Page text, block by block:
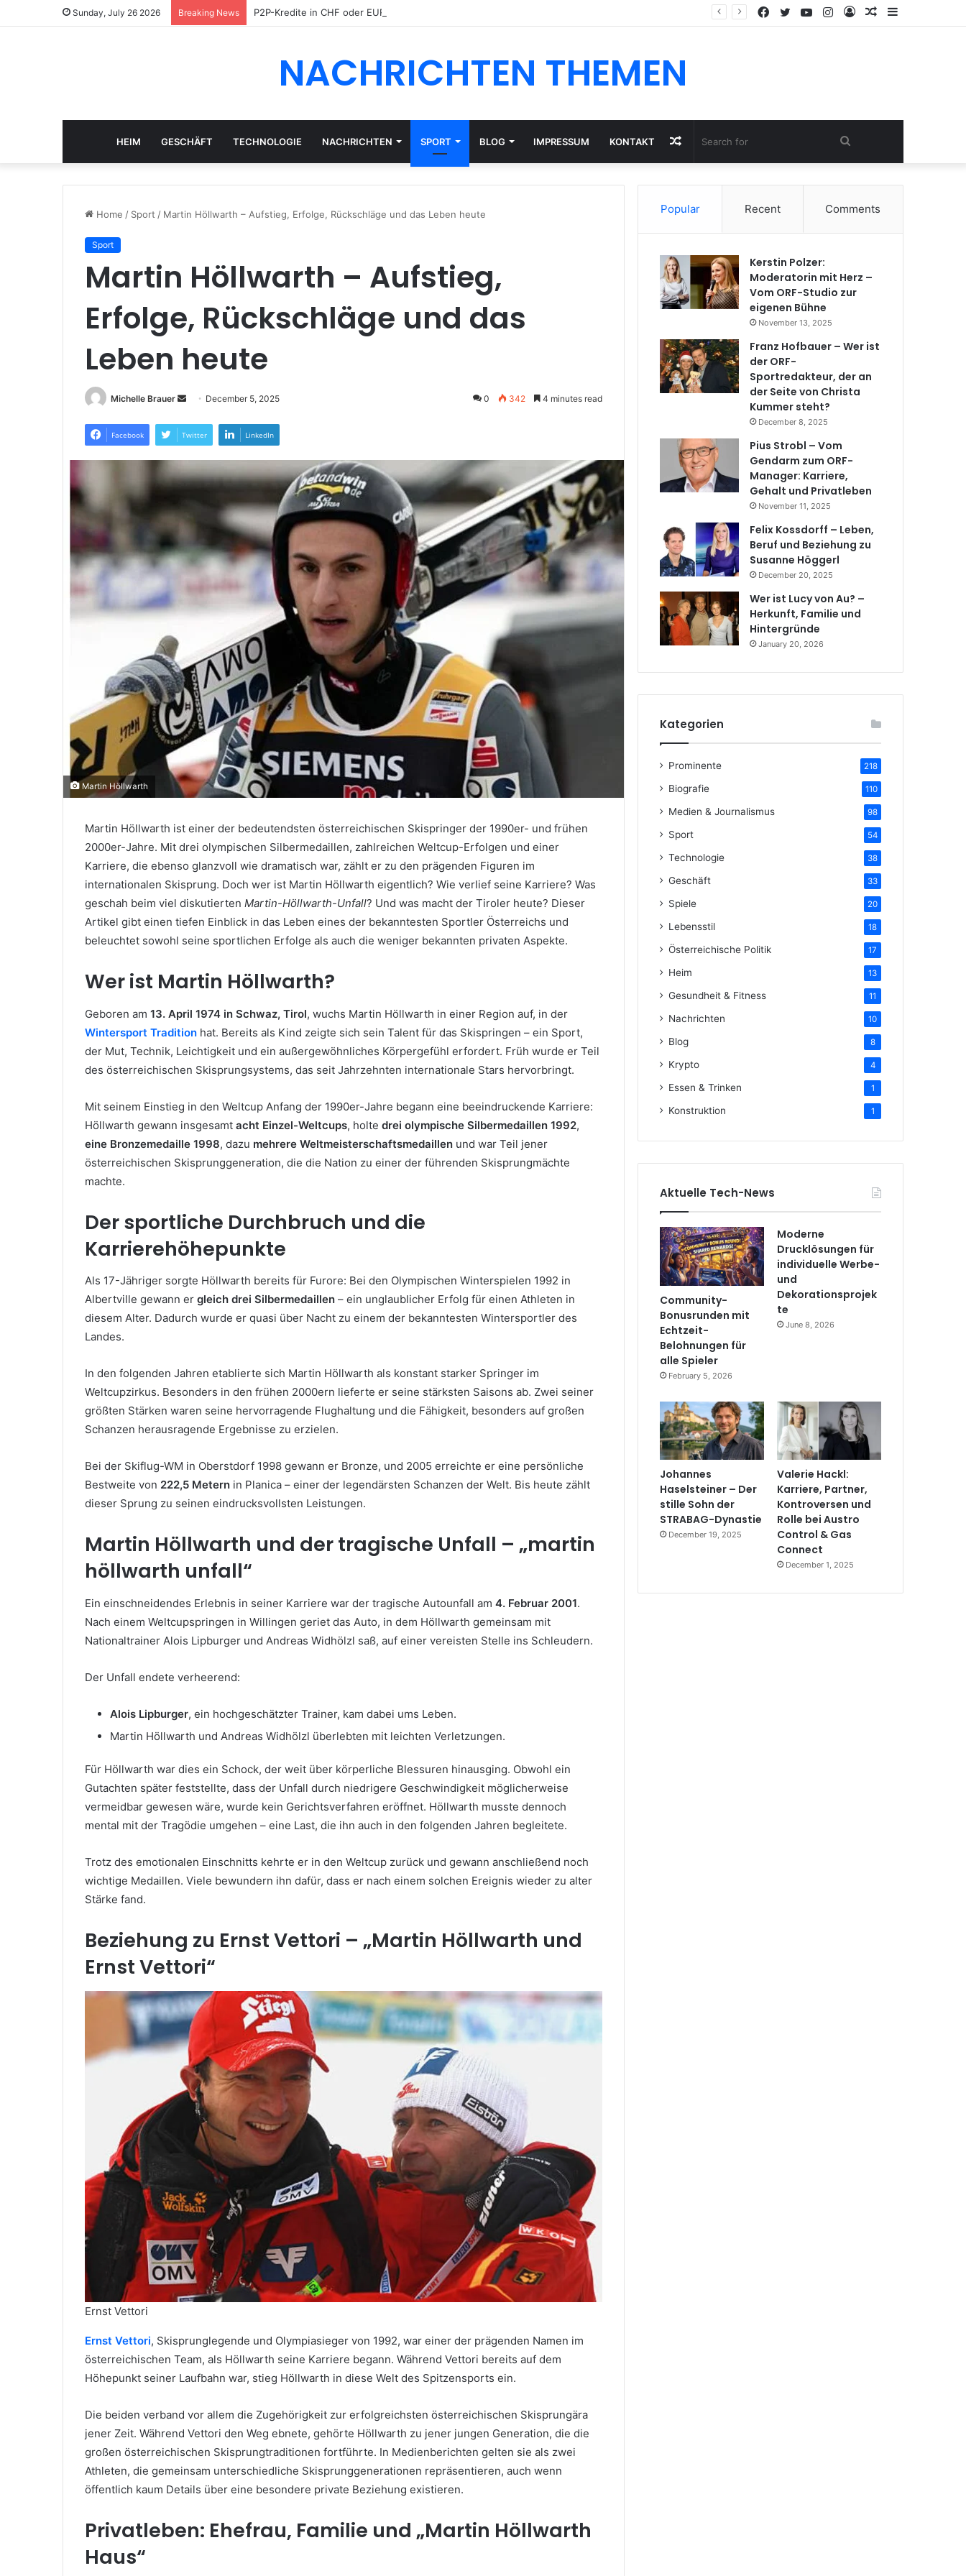
Sunday, July 26 2026 Breaking News P2P-Kredite in CHF oder EUR: Währungsrisiko für Schweizer Anleger Sidebar
Random
Log
Instagram
YouTube
Twitter
Facebook
NACHRICHTEN THEMEN
HEIM GESCHÄFT TECHNOLOGIE NACHRICHTEN SPORT BLOG IMPRESSUM KONTAKT
for
Random
Article
Home / Sport / Martin Höllwarth – Aufstieg, Erfolge, Rückschläge und das Leben heute
Sport
Martin Höllwarth – Aufstieg,
Erfolge, Rückschläge und das
Leben heute
Michelle Brauer
Send
email
December 5, 2025 0 342 4 minutes read
Facebook Twitter LinkedIn
Martin Höllwarth
Martin Höllwarth ist einer der bedeutendsten österreichischen Skispringer der 1990er- und frühen
2000er-Jahre. Mit drei olympischen Silbermedaillen, zahlreichen Weltcup-Erfolgen und einer
Karriere, die ebenso glanzvoll wie dramatisch war, zählt er zu den prägenden Figuren im
internationalen Skisprung. Doch wer ist Martin Höllwarth eigentlich? Wie verlief seine Karriere? Was
geschah beim viel diskutierten Martin-Höllwarth-Unfall? Und was macht der Tiroler heute? Dieser
Artikel gibt einen tiefen Einblick in das Leben eines der bekanntesten Sportler Österreichs und
beleuchtet sowohl seine sportlichen Erfolge als auch die weniger bekannten privaten Aspekte.
Wer ist Martin Höllwarth?
Geboren am 13. April 1974 in Schwaz, Tirol, wuchs Martin Höllwarth in einer Region auf, in der
Wintersport Tradition hat. Bereits als Kind zeigte sich sein Talent für das Skispringen – ein Sport,
der Mut, Technik, Leichtigkeit und ein außergewöhnliches Körpergefühl erfordert. Früh wurde er Teil
des österreichischen Skisprungsystems, das seit Jahrzehnten internationale Stars hervorbringt.
Mit seinem Einstieg in den Weltcup Anfang der 1990er-Jahre begann eine beeindruckende Karriere:
Höllwarth gewann insgesamt acht Einzel-Weltcups, holte drei olympische Silbermedaillen 1992,
eine Bronzemedaille 1998, dazu mehrere Weltmeisterschaftsmedaillen und war Teil jener
österreichischen Skisprunggeneration, die die Nation zu einer der führenden Skisprungmächte
machte.
Der sportliche Durchbruch und die
Karrierehöhepunkte
Als 17-Jähriger sorgte Höllwarth bereits für Furore: Bei den Olympischen Winterspielen 1992 in
Albertville gewann er gleich drei Silbermedaillen – ein unglaublicher Erfolg für einen Athleten in
diesem Alter. Dadurch wurde er quasi über Nacht zu einem der bekanntesten Wintersportler des
Landes.
In den folgenden Jahren etablierte sich Martin Höllwarth als konstant starker Springer im
Weltcupzirkus. Besonders in den frühen 2000ern lieferte er seine stärksten Saisons ab. Zwei seiner
größten Stärken waren seine hervorragende Flughaltung und die Fähigkeit, besonders auf großen
Schanzen herausragende Ergebnisse zu erzielen.
Bei der Skiflug-WM in Oberstdorf 1998 gewann er Bronze, und 2005 erreichte er eine persönliche
Bestweite von 222,5 Metern in Planica – einer der legendärsten Schanzen der Welt. Bis heute zählt
dieser Sprung zu seinen eindrucksvollsten Leistungen.
Martin Höllwarth und der tragische Unfall – „martin
höllwarth unfall“
Ein einschneidendes Erlebnis in seiner Karriere war der tragische Autounfall am 4. Februar 2001.
Nach einem Weltcupspringen in Willingen geriet das Auto, in dem Höllwarth gemeinsam mit
Nationaltrainer Alois Lipburger und Andreas Widhölzl saß, auf einer vereisten Stelle ins Schleudern.
Der Unfall endete verheerend:
Alois Lipburger, ein hochgeschätzter Trainer, kam dabei ums Leben.
Martin Höllwarth und Andreas Widhölzl überlebten mit leichten Verletzungen.
Für Höllwarth war dies ein Schock, der weit über körperliche Blessuren hinausging. Obwohl ein
Gutachten später feststellte, dass der Unfall durch niedrigere Geschwindigkeit möglicherweise
vermeidbar gewesen wäre, wurde kein Gerichtsverfahren eröffnet. Höllwarth musste dennoch
mental mit der Tragödie umgehen – eine Last, die ihn auch in den folgenden Jahren begleitete.
Trotz des emotionalen Einschnitts kehrte er in den Weltcup zurück und gewann anschließend noch
wichtige Medaillen. Viele bewundern ihn dafür, dass er nach einem solchen Ereignis wieder zu alter
Stärke fand.
Beziehung zu Ernst Vettori – „Martin Höllwarth und
Ernst Vettori“
Ernst Vettori
Ernst Vettori, Skisprunglegende und Olympiasieger von 1992, war einer der prägenden Namen im
österreichischen Team, als Höllwarth seine Karriere begann. Während Vettori bereits auf dem
Höhepunkt seiner Laufbahn war, stieg Höllwarth in diese Welt des Spitzensports ein.
Die beiden verband vor allem die Zugehörigkeit zur erfolgreichsten österreichischen Skisprungära
jener Zeit. Während Vettori den Weg ebnete, gehörte Höllwarth zu jener jungen Generation, die die
großen österreichischen Skisprungtraditionen fortführte. In Medienberichten gelten sie als zwei
Athleten, die gemeinsam unterschiedliche Skisprunggenerationen repräsentieren, auch wenn
öffentlich kaum Details über eine besondere private Beziehung existieren.
Privatleben: Ehefrau, Familie und „Martin Höllwarth
Haus“
Popular Recent Comments
Kerstin Polzer:
Moderatorin mit Herz –
Vom ORF-Studio zur
eigenen Bühne
November 13, 2025
Franz Hofbauer – Wer ist
der ORF-
Sportredakteur, der an
der Seite von Christa
Kummer steht?
December 8, 2025
Pius Strobl – Vom
Gendarm zum ORF-
Manager: Karriere,
Gehalt und Privatleben
November 11, 2025
Felix Kossdorff – Leben,
Beruf und Beziehung zu
Susanne Höggerl
December 20, 2025
Wer ist Lucy von Au? –
Herkunft, Familie und
Hintergründe
January 20, 2026
Kategorien
Prominente 218
Biografie 110
Medien & Journalismus 98
Sport 54
Technologie 38
Geschäft 33
Spiele 20
Lebensstil 18
Österreichische Politik 17
Heim 13
Gesundheit & Fitness 11
Nachrichten 10
Blog 8
Krypto 4
Essen & Trinken 1
Konstruktion 1
Aktuelle Tech-News
Community-
Bonusrunden mit
Echtzeit-
Belohnungen für
alle Spieler
February 5, 2026
Moderne
Drucklösungen für
individuelle Werbe-
und
Dekorationsprojek
te
June 8, 2026
Johannes
Haselsteiner – Der
stille Sohn der
STRABAG-Dynastie
December 19, 2025
Valerie Hackl:
Karriere, Partner,
Kontroversen und
Rolle bei Austro
Control & Gas
Connect
December 1, 2025